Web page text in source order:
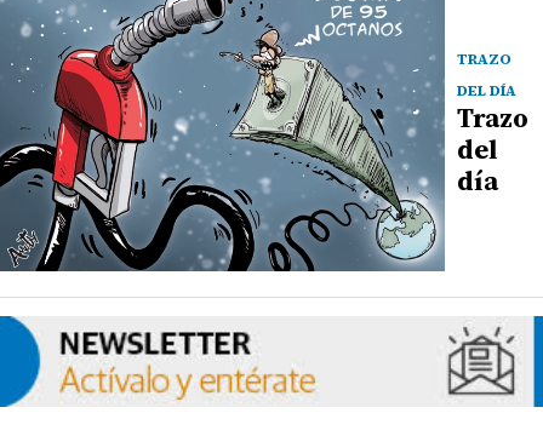
TRAZO
DEL DÍA
Trazo
del
día